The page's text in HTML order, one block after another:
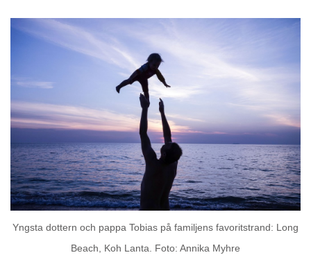
Yngsta dottern och pappa Tobias på familjens favoritstrand: Long
Beach, Koh Lanta. Foto: Annika Myhre